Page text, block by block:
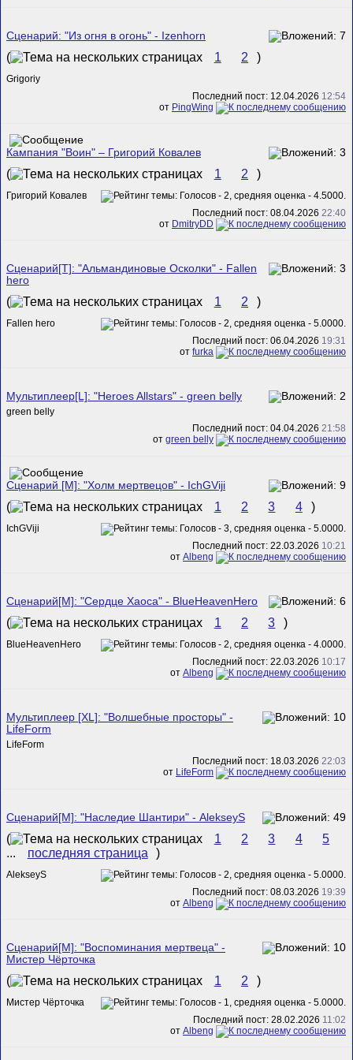
Сценарий: "Из огня в огонь" - Izenhorn
( 1 2 )
Grigoriy
Последний пост: 12.04.2026 12:54
от PingWing
Кампания "Воин" – Григорий Ковалев
( 1 2 )
Григорий Ковалев
Последний пост: 08.04.2026 22:40
от DmitryDD
Сценарий[T]: "Альмандиновые Осколки" - Fallen
hero
( 1 2 )
Fallen hero
Последний пост: 06.04.2026 19:31
от furka
Мультиплеер[L]: "Heroes Allstars" - green belly
green belly
Последний пост: 04.04.2026 21:58
от green belly
Сценарий [M]: "Холм мертвецов" - IchGViji
( 1 2 3 4 )
IchGViji
Последний пост: 22.03.2026 10:21
от Albeng
Сценарий[M]: "Сердце Хаоса" - BlueHeavenHero
( 1 2 3 )
BlueHeavenHero
Последний пост: 22.03.2026 10:17
от Albeng
Мультиплеер [XL]: "Волшебные просторы" -
LifeForm
LifeForm
Последний пост: 18.03.2026 22:03
от LifeForm
Сценарий[M]: "Наследие Шантири" - AlekseyS
( 1 2 3 4
5
...
последняя страница )
AlekseyS
Последний пост: 08.03.2026 19:39
от Albeng
Сценарий[M]: "Воспоминания мертвеца" -
Мистер Чёрточка
( 1 2 )
Мистер Чёрточка
Последний пост: 28.02.2026 11:02
от Albeng